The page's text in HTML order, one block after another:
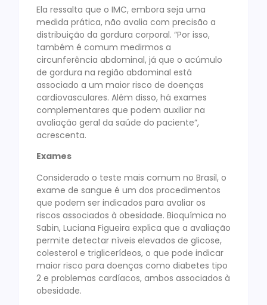
Ela ressalta que o IMC, embora seja uma
medida prática, não avalia com precisão a
distribuição da gordura corporal. “Por isso,
também é comum medirmos a
circunferência abdominal, já que o acúmulo
de gordura na região abdominal está
associado a um maior risco de doenças
cardiovasculares. Além disso, há exames
complementares que podem auxiliar na
avaliação geral da saúde do paciente”,
acrescenta.
Exames
Considerado o teste mais comum no Brasil, o
exame de sangue é um dos procedimentos
que podem ser indicados para avaliar os
riscos associados à obesidade. Bioquímica no
Sabin, Luciana Figueira explica que a avaliação
permite detectar níveis elevados de glicose,
colesterol e triglicerídeos, o que pode indicar
maior risco para doenças como diabetes tipo
2 e problemas cardíacos, ambos associados à
obesidade.